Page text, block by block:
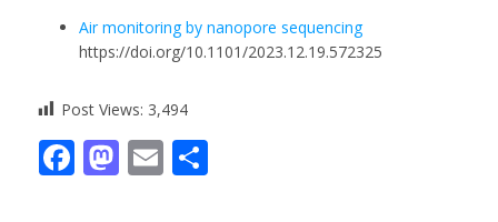
Air monitoring by nanopore sequencing
https://doi.org/10.1101/2023.12.19.572325
Post Views: 3,494
Facebook
Mastodon
Email